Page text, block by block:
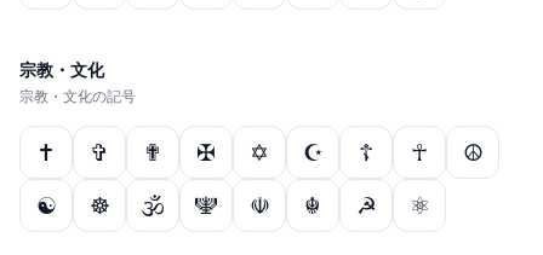
宗教・文化
宗教・文化の記号
✝ ✞ ✟ ✠ ✡ ☪ ☦ ☥
☮
☯
☸ 🕉 🕎 ☫ ☬ ☭ ⚛